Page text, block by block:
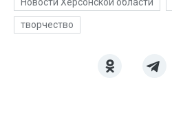
творчество